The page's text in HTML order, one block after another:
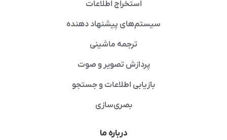
استخراج اطلاعات
سیستم‌های پیشنهاد دهنده
ترجمه ماشینی
پردازش تصویر و صوت
بازیابی اطلاعات و جستجو
بصری‌سازی
درباره ما